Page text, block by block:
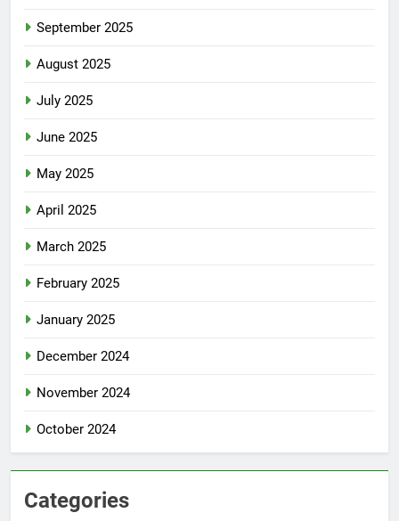
September 2025
August 2025
July 2025
June 2025
May 2025
April 2025
March 2025
February 2025
January 2025
December 2024
November 2024
October 2024
Categories